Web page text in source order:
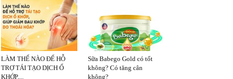
LÀM THẾ NÀO ĐỂ HỖ
TRỢ TÁI TẠO DỊCH Ổ
KHỚP,...
Sữa Babego Gold có tốt
không? Có tăng cân
không?